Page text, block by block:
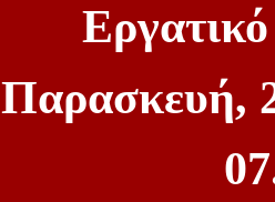
Παρασκευή,